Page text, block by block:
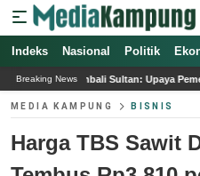
Indeks Nasional Politik
Breaking News
Upaya Pemerintah Optimalisasi Aset
MEDIA KAMPUNG BISNIS
Harga TBS Sawit